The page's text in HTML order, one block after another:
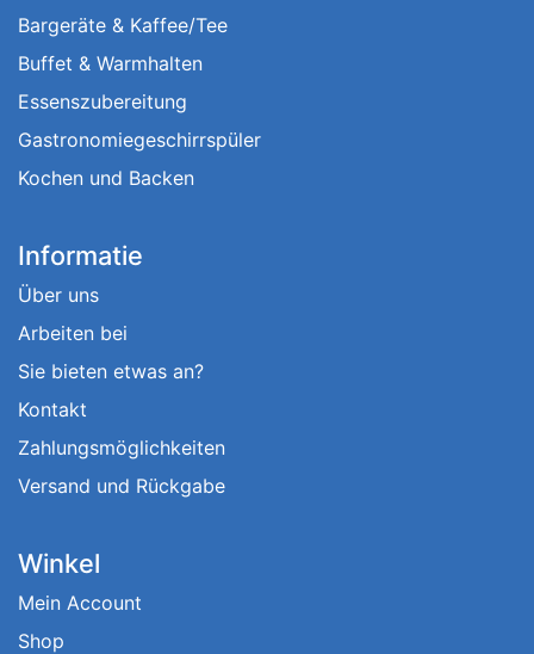
Bargeräte & Kaffee/Tee
Buffet & Warmhalten
Essenszubereitung
Gastronomiegeschirrspüler
Kochen und Backen
Informatie
Über uns
Arbeiten bei
Sie bieten etwas an?
Kontakt
Zahlungsmöglichkeiten
Versand und Rückgabe
Winkel
Mein Account
Shop